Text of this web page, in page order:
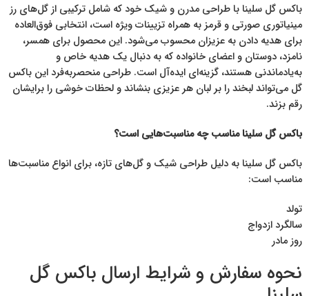
باکس گل سلینا با طراحی مدرن و شیک خود که شامل ترکیبی از گل‌های رز
مینیاتوری صورتی و قرمز به همراه تزیینات ویژه است، انتخابی فوق‌العاده
برای هدیه دادن به عزیزان محسوب می‌شود. این محصول برای همسر،
نامزد، دوستان و اعضای خانواده که به دنبال یک هدیه خاص و
به‌یادماندنی هستند، گزینه‌ای ایده‌آل است. طراحی منحصربه‌فرد این باکس
گل می‌تواند لبخند را بر لبان هر عزیزی بنشاند و لحظات خوشی را برایشان
رقم بزند.
باکس گل سلینا مناسب چه مناسبت‌هایی است؟
باکس گل سلینا به دلیل طراحی شیک و گل‌های تازه، برای انواع مناسبت‌ها
مناسب است:
تولد
سالگرد ازدواج
روز مادر
نحوه سفارش و شرایط ارسال باکس گل